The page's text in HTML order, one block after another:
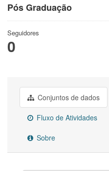
Pós Graduação
Seguidores
0
Conjuntos de dados
Fluxo de Atividades
Sobre